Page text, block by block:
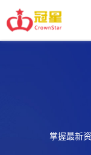
掌握最新